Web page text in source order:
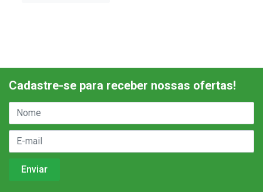
Cadastre-se para receber nossas ofertas!